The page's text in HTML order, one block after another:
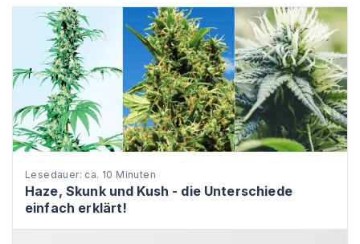
Lesedauer: ca. 10 Minuten
Haze, Skunk und Kush - die Unterschiede
einfach erklärt!